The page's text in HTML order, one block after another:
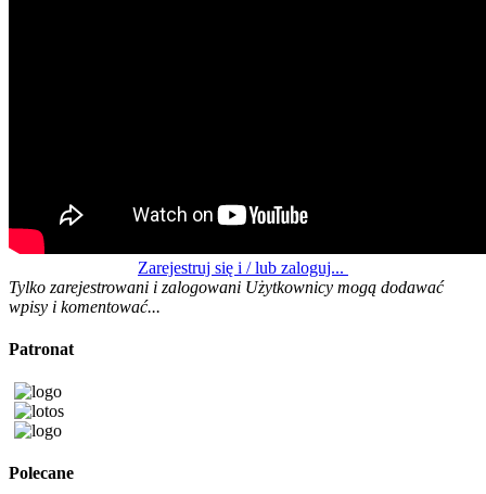
Zarejestruj się i / lub zaloguj...
Tylko zarejestrowani i zalogowani Użytkownicy mogą dodawać
wpisy i komentować...
Patronat
Polecane